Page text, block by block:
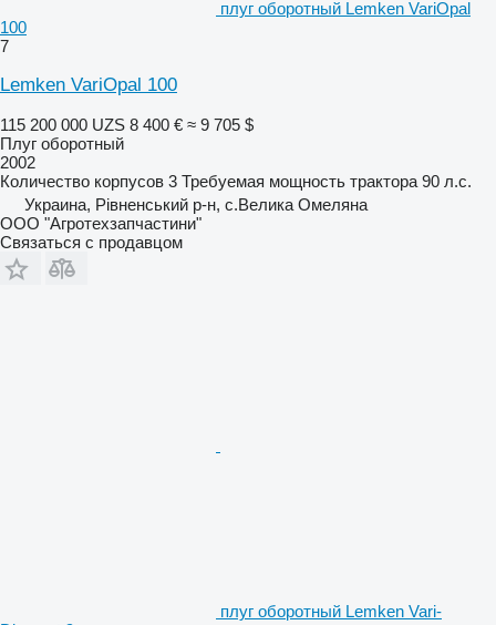
плуг оборотный Lemken VariOpal
100
7
Lemken VariOpal 100
115 200 000 UZS 8 400 € ≈ 9 705 $
Плуг оборотный
2002
Количество корпусов 3 Требуемая мощность трактора 90 л.с.
Украина, Рівненський р-н, с.Велика Омеляна
ООО "Агротехзапчастини"
Связаться с продавцом
плуг оборотный Lemken Vari-